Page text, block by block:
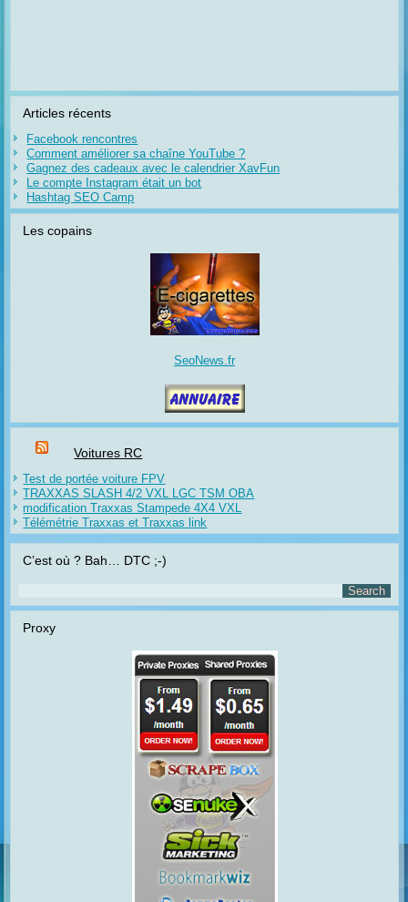
Articles récents
Facebook rencontres
Comment améliorer sa chaîne YouTube ?
Gagnez des cadeaux avec le calendrier XavFun
Le compte Instagram était un bot
Hashtag SEO Camp
Les copains
SeoNews.fr
Voitures RC
Test de portée voiture FPV
TRAXXAS SLASH 4/2 VXL LGC TSM OBA
modification Traxxas Stampede 4X4 VXL
Télémétrie Traxxas et Traxxas link
C’est où ? Bah… DTC ;-)
Proxy